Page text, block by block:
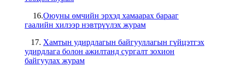
16.Оюуны өмчийн эрхэд хамаарах барааг
гаалийн хилээр нэвтрүүлэх журам
17. Хамтын удирдлагын байгууллагын гүйцэтгэх
удирдлага болон ажилтанд сургалт зохион
байгуулах журам